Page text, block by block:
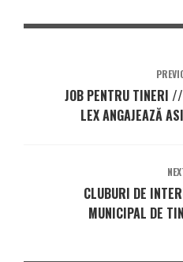
JOB PENTRU TINERI
LEX ANGAJEAZĂ
CLUBURI DE
MUNICIPAL DE